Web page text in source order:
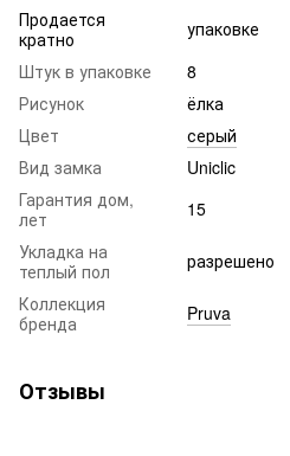
Продается
кратно
упаковке
Штук в упаковке
8
Рисунок
ёлка
Цвет
серый
Вид замка
Uniclic
Гарантия дом,
лет
15
Укладка на
теплый пол
разрешено
Коллекция
бренда
Pruva
Отзывы